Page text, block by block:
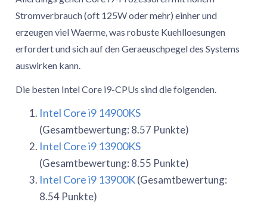
Stromverbrauch (oft 125W oder mehr) einher und
erzeugen viel Waerme, was robuste Kuehlloesungen
erfordert und sich auf den Geraeuschpegel des Systems
auswirken kann.
Die besten Intel Core i9-CPUs sind die folgenden.
Intel Core i9 14900KS
(Gesamtbewertung: 8.57 Punkte)
Intel Core i9 13900KS
(Gesamtbewertung: 8.55 Punkte)
Intel Core i9 13900K(Gesamtbewertung:
8.54 Punkte)